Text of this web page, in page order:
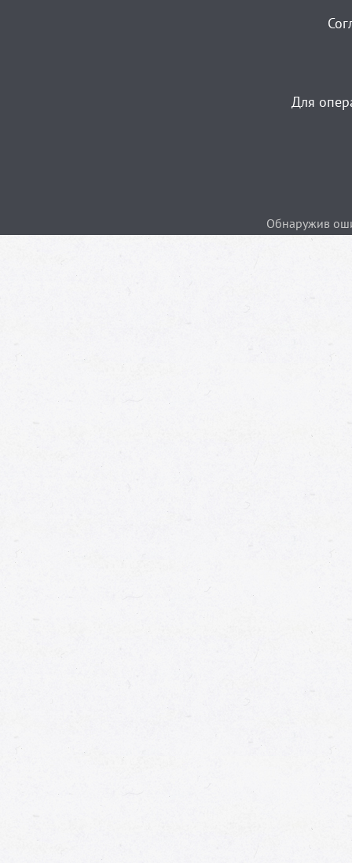
Для
Обнаружив